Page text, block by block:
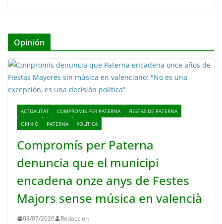
Opinión
ACTUALITAT COMPROMIS PER PATERNA
FIESTAS DE PATERNA
OPINIÓ
PATERNA POLÍTICA
Compromís per Paterna
denuncia que el municipi
encadena onze anys de Festes
Majors sense música en valencià
08/07/2026 Redaccion